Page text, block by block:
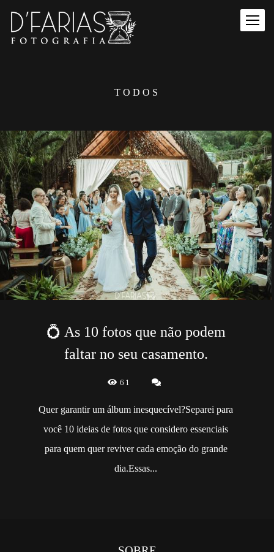
TODOS
💍 As 10 fotos que não podem
faltar no seu casamento.
61
Quer garantir um álbum inesquecível?Separei para
você 10 ideias de fotos que considero essenciais
para quem quer reviver cada emoção do grande
dia.Essas...